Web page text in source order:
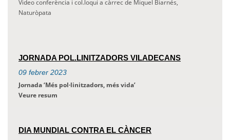
Video conferència i col.loqui a càrrec de Miquel Biarnés,
Naturòpata
JORNADA POL.LINITZADORS VILADECANS
09 febrer 2023
Jornada ‘Més pol·linitzadors, més vida’
Veure resum
DIA MUNDIAL CONTRA EL CÀNCER